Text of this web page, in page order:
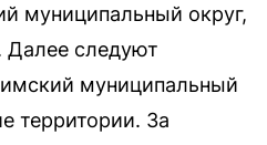
муниципальный округ,
Далее следуют
муниципальный
территории. За